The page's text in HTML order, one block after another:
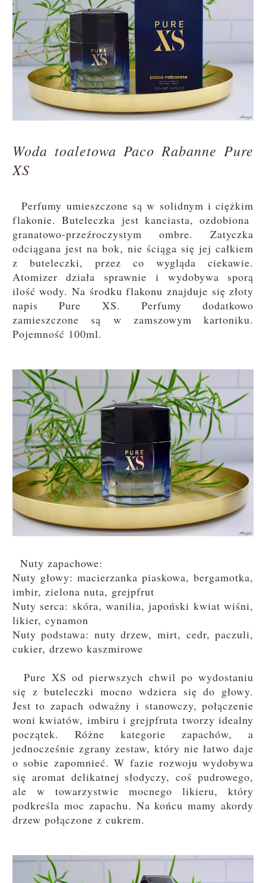
Woda toaletowa Paco Rabanne Pure
XS
Perfumy umieszczone są w solidnym i ciężkim
flakonie. Buteleczka jest kanciasta, ozdobiona
granatowo-przeźroczystym ombre. Zatyczka
odciągana jest na bok, nie ściąga się jej całkiem
z buteleczki, przez co wygląda ciekawie.
Atomizer działa sprawnie i wydobywa sporą
ilość wody. Na środku flakonu znajduje się złoty
napis Pure XS. Perfumy dodatkowo
zamieszczone są w zamszowym kartoniku.
Pojemność 100ml.
Nuty zapachowe:
Nuty głowy: macierzanka piaskowa, bergamotka,
imbir, zielona nuta, grejpfrut
Nuty serca: skóra, wanilia, japoński kwiat wiśni,
likier, cynamon
Nuty podstawa: nuty drzew, mirt, cedr, paczuli,
cukier, drzewo kaszmirowe
Pure XS od pierwszych chwil po wydostaniu
się z buteleczki mocno wdziera się do głowy.
Jest to zapach odważny i stanowczy, połączenie
woni kwiatów, imbiru i grejpfruta tworzy idealny
początek. Różne kategorie zapachów, a
jednocześnie zgrany zestaw, który nie łatwo daje
o sobie zapomnieć. W fazie rozwoju wydobywa
się aromat delikatnej słodyczy, coś pudrowego,
ale w towarzystwie mocnego likieru, który
podkreśla moc zapachu. Na końcu mamy akordy
drzew połączone z cukrem.